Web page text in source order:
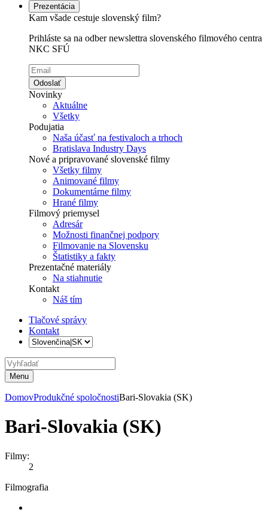
Prezentácia
Kam všade cestuje slovenský film?
Prihláste sa na odber newslettra slovenského filmového centra
NKC SFÚ
Odoslať
Novinky
Aktuálne
Všetky
Podujatia
Naša účasť na festivaloch a trhoch
Bratislava Industry Days
Nové a pripravované slovenské filmy
Všetky filmy
Animované filmy
Dokumentárne filmy
Hrané filmy
Filmový priemysel
Adresár
Možnosti finančnej podpory
Filmovanie na Slovensku
Štatistiky a fakty
Prezentačné materiály
Na stiahnutie
Kontakt
Náš tím
Tlačové správy
Kontakt
Menu
DomovProdukčné spoločnostiBari-Slovakia (SK)
Bari-Slovakia (SK)
Filmy:
2
Filmografia